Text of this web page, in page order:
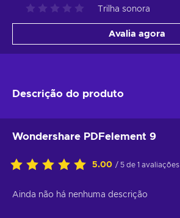
Trilha sonora
Avalia agora
Descrição do produto
Wondershare PDFelement 9
5.00 / 5 de 1 avaliações
Ainda não há nenhuma descrição